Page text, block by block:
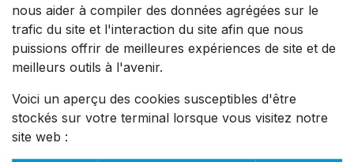
nous aider à compiler des données agrégées sur le
trafic du site et l'interaction du site afin que nous
puissions offrir de meilleures expériences de site et de
meilleurs outils à l'avenir.
Voici un aperçu des cookies susceptibles d'être
stockés sur votre terminal lorsque vous visitez notre
site web :